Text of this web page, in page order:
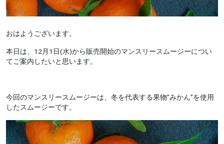
おはようございます。
本日は、12月1日(水)から販売開始のマンスリースムージーについ
てご案内したいと思います。
今回のマンスリースムージーは、冬を代表する果物”みかん”を使用
したスムージーです。